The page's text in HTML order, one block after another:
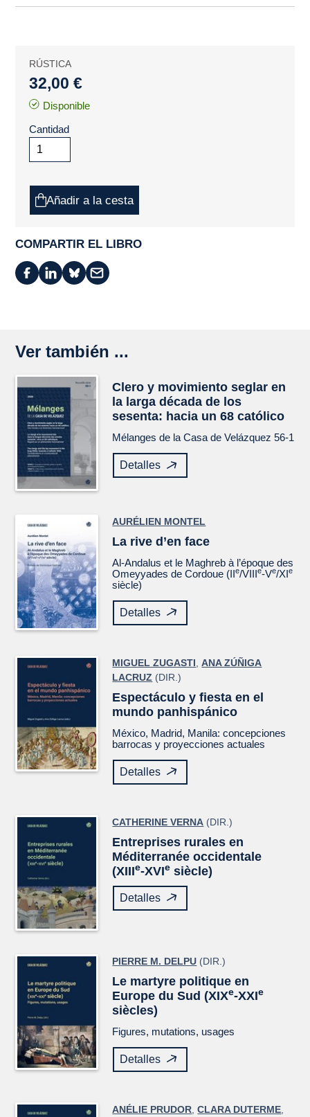
RÚSTICA
32,00 €
Disponible
Cantidad
Añadir a la cesta
COMPARTIR EL LIBRO
Ver también ...
Clero y movimiento seglar en
la larga década de los
sesenta: hacia un 68 católico
Mélanges de la Casa de Velázquez 56-1
Detalles
AURÉLIEN MONTEL
La rive d’en face
Al-Andalus et le Maghreb à l’époque des
Omeyyades de Cordoue (IIe/VIIIe-Ve/XIe
siècle)
Detalles
MIGUEL ZUGASTI ,ANA ZÚÑIGA
LACRUZ (DIR.)
Espectáculo y fiesta en el
mundo panhispánico
México, Madrid, Manila: concepciones
barrocas y proyecciones actuales
Detalles
CATHERINE VERNA (DIR.)
Entreprises rurales en
Méditerranée occidentale
(XIIIe-XVIe siècle)
Detalles
PIERRE M. DELPU (DIR.)
Le martyre politique en
Europe du Sud (XIXe-XXIe
siècles)
Figures, mutations, usages
Detalles
ANÉLIE PRUDOR ,CLARA DUTERME